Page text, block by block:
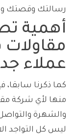
رسالتك وقصتك
أهمية
عملاء
كما ذكرنا سابقا،
منها لأي شركة
والشهرة
ليس كل التواجد